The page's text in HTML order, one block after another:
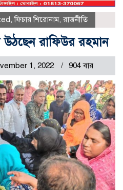
,ফিচার শিরোনাম, রাজনীতি
উঠছেন রাফিউর রহমান
1, 2022 904 বার